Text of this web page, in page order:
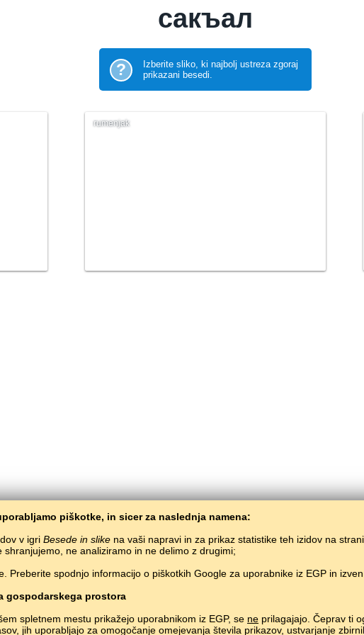
piškotke, in sicer za naslednja namena:
v igri Besede in slike na vaši napravi in za prikaz statistike teh izidov na
ne analiziramo in ne delimo z drugimi;
Preberite spodnjo informacijo o piškotkih Google za uporabnike iz EGP in
gospodarskega prostora
spletnem mestu prikažejo uporabnikom iz EGP, se ne prilagajajo. Čeprav ti
jih uporabljajo za omogočanje omejevanja števila prikazov, ustvarjanje
сакъал
?
Izberite sliko, ki najbolj ustreza zgoraj
prikazani besedi.
rumenjak
BaltoSlav/ Besede in slike / Karačaj-Balkarščina v slikah
Copyright © 2015–2025 BALTOSLAV.